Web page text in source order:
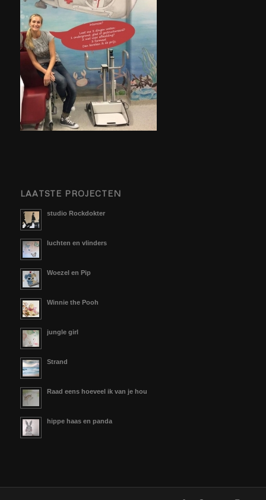
LAATSTE PROJECTEN
studio Rockdokter
luchten en vlinders
Woezel en Pip
Winnie the Pooh
jungle girl
Strand
Raad eens hoeveel ik van je hou
hippe haas en panda